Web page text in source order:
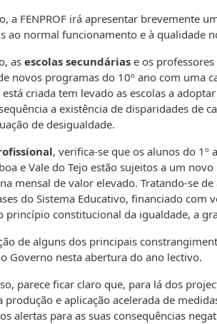
a FENPROF irá apresentar brevemente
ao normal funcionamento e à qualidade
as escolas secundárias e os
novos programas do 10º ano com uma
criada tem levado as escolas a
a existência de disparidades de
de desigualdade.
, verifica-se que os alunos do 1º
e Vale do Tejo estão sujeitos a um
mensal de valor elevado. Tratando-se
do Sistema Educativo, financiado com
princípio constitucional da igualdade, a
de alguns dos principais
Governo nesta abertura do ano lectivo.
parece ficar claro que, para lá dos
produção e aplicação acelerada de
alertas para as suas consequências